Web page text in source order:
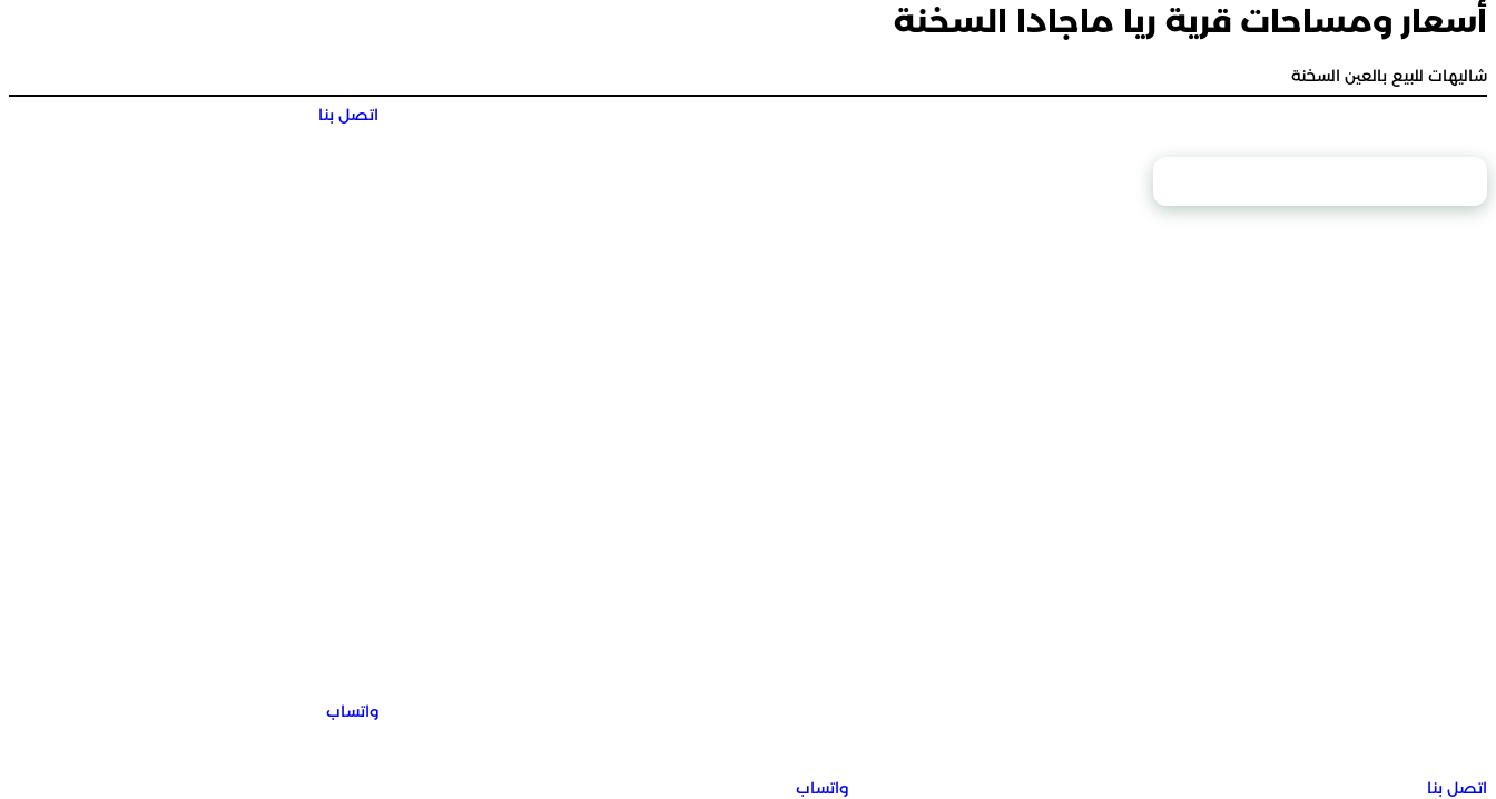
أسعار ومساحات قرية ريا ماجادا السخنة
شاليهات للبيع بالعين السخنة
اتصل بنا واتساب
اتصل بنا
واتساب